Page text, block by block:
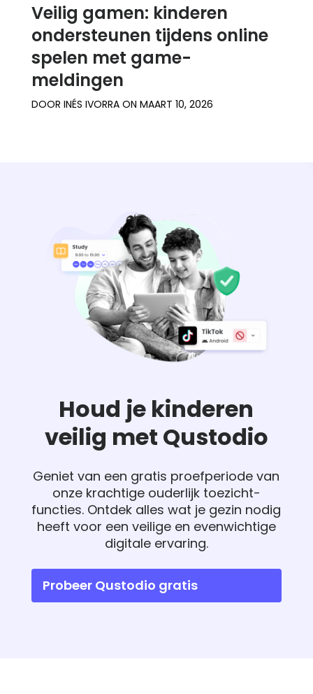
Veilig gamen: kinderen
ondersteunen tijdens online
spelen met game-
meldingen
DOOR INÉS IVORRAON MAART 10, 2026
Houd je kinderen
veilig met Qustodio
Geniet van een gratis proefperiode van
onze krachtige ouderlijk toezicht-
functies. Ontdek alles wat je gezin nodig
heeft voor een veilige en evenwichtige
digitale ervaring.
Probeer Qustodio gratis